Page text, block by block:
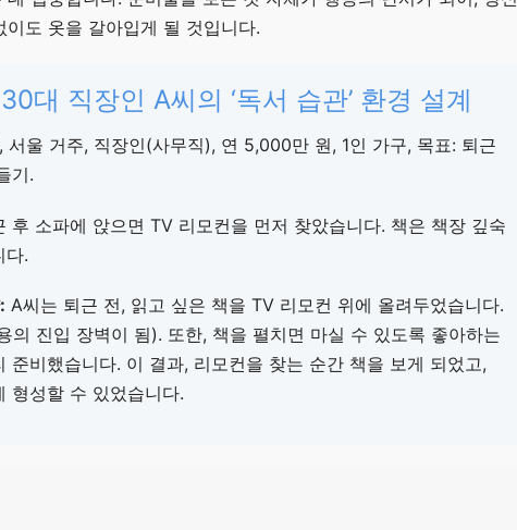
이도 옷을 갈아입게 될 것입니다.
대 직장인 A씨의 ‘독서 습관’ 환경 설계
서울 거주, 직장인(사무직), 연 5,000만 원, 1인 가구, 목표: 퇴근
기.
후 소파에 앉으면 TV 리모컨을 먼저 찾았습니다. 책은 책장 깊숙
다.
A씨는 퇴근 전, 읽고 싶은 책을 TV 리모컨 위에 올려두었습니다.
의 진입 장벽이 됨). 또한, 책을 펼치면 마실 수 있도록 좋아하는
준비했습니다. 이 결과, 리모컨을 찾는 순간 책을 보게 되었고,
형성할 수 있었습니다.